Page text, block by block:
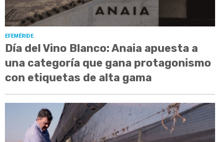
EFEMÉRIDE
Día del Vino Blanco: Anaia apuesta a
una categoría que gana protagonismo
con etiquetas de alta gama